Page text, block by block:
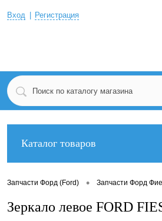
Вход Регистрация
Каталог товаров
Запчасти Форд (Ford) • Запчасти Форд
Зеркало левое FORD